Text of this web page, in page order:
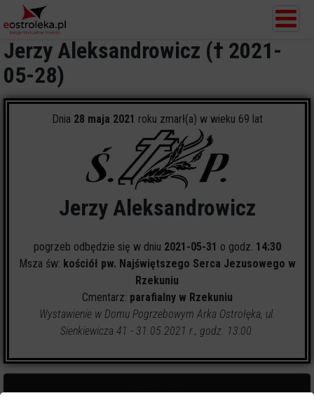
Jerzy Aleksandrowicz († 2021-
05-28)
Dnia 28 maja 2021 roku zmarł(a) w wieku 69 lat
Jerzy Aleksandrowicz
pogrzeb odbędzie się w dniu 2021-05-31 o godz. 14:30
Msza św: kościół pw. Najświętszego Serca Jezusowego w
Rzekuniu
Cmentarz: parafialny w Rzekuniu
Wystawienie w Domu Pogrzebowym Arka Ostrołęka, ul.
Sienkiewicza 41 - 31.05.2021 r., godz. 13:00.